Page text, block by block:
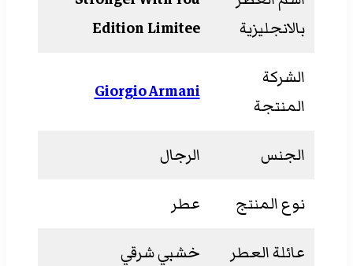
بالانجليزية
Edition Limitee
الشركة
المنتجة
Giorgio Armani
الجنس الرجال
نوع المنتج عطر
عائلة العطر خشبي شرقي